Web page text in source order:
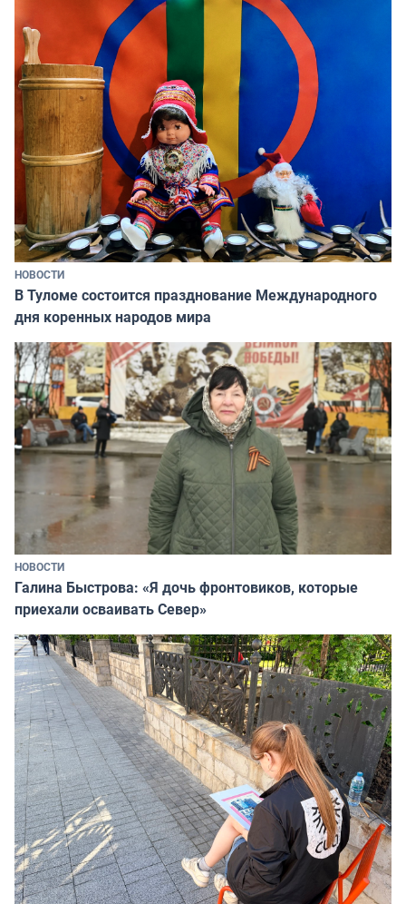
НОВОСТИ
В Туломе состоится празднование Международного
дня коренных народов мира
НОВОСТИ
Галина Быстрова: «Я дочь фронтовиков, которые
приехали осваивать Север»